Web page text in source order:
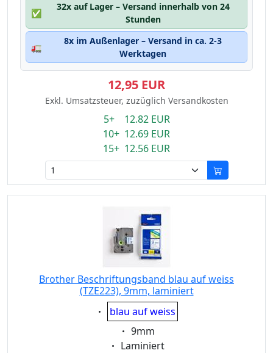
✅
32x auf Lager – Versand innerhalb von 24
Stunden
🚛
8x im Außenlager – Versand in ca. 2-3
Werktagen
12,95 EUR
Exkl. Umsatzsteuer, zuzüglich Versandkosten
5+ 12.82 EUR
10+ 12.69 EUR
15+ 12.56 EUR
Brother Beschriftungsband blau auf weiss
(TZE223), 9mm, laminiert
Eigenschaft:
blau auf weiss
Eigenschaft:
9mm
Eigenschaft:
Laminiert